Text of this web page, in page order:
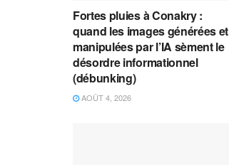
Fortes pluies à Conakry :
quand les images générées et
manipulées par l’IA sèment le
désordre informationnel
(débunking)
AOÛT 4, 2026